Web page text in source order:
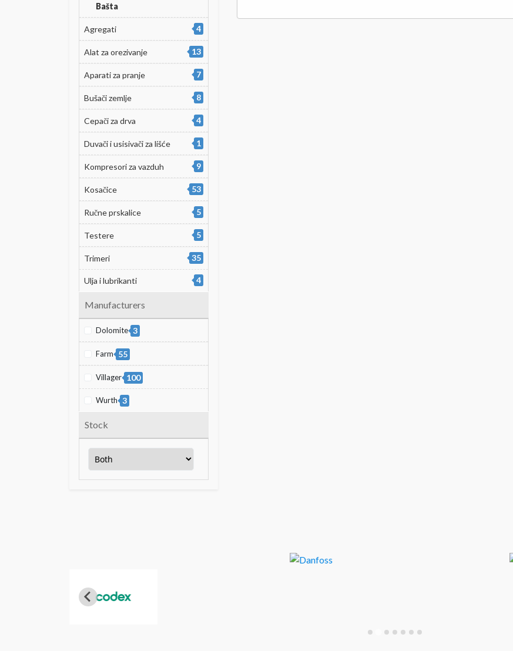
Bašta
Agregati 4
Alat za orezivanje 13
Aparati za pranje 7
Bušači zemlje 8
Cepači za drva 4
Duvači i usisivači za lišće 1
Kompresori za vazduh 9
Kosačice 53
Ručne prskalice 5
Testere 5
Trimeri 35
Ulja i lubrikanti 4
Manufacturers
Dolomite 3
Farm 55
Villager 100
Wurth 3
Stock